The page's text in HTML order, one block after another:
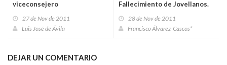
viceconsejero
27 de Nov de 2011
Luis José de Ávila
Fallecimiento de Jovellanos.
Ofrenda floral ante su
monumento en Oviedo
28 de Nov de 2011
Francisco Álvarez-Cascos*
DEJAR UN COMENTARIO